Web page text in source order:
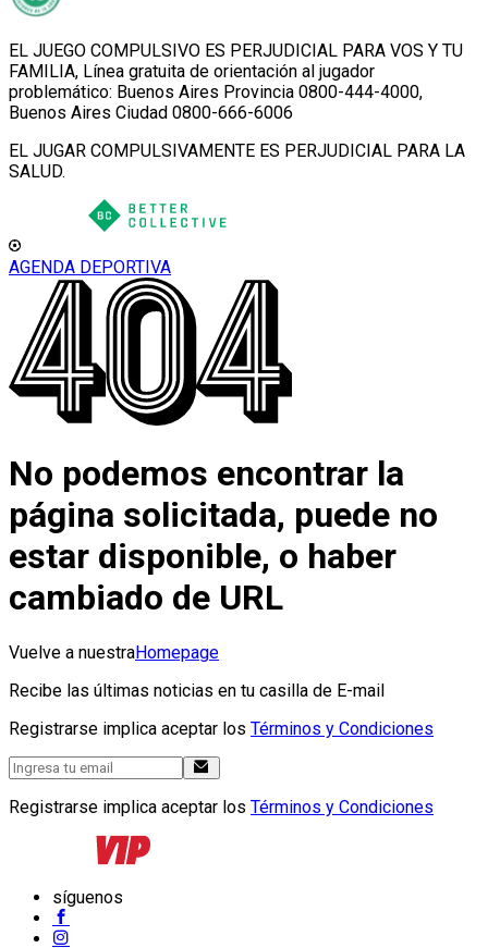
EL JUEGO COMPULSIVO ES PERJUDICIAL PARA VOS Y TU
FAMILIA, Línea gratuita de orientación al jugador
problemático: Buenos Aires Provincia 0800-444-4000,
Buenos Aires Ciudad 0800-666-6006
EL JUGAR COMPULSIVAMENTE ES PERJUDICIAL PARA LA
SALUD.
AGENDA DEPORTIVA
No podemos encontrar la
página solicitada, puede no
estar disponible, o haber
cambiado de URL
Vuelve a nuestraHomepage
Recibe las últimas noticias en tu casilla de E-mail
Registrarse implica aceptar los Términos y Condiciones
Registrarse implica aceptar los Términos y Condiciones
síguenos